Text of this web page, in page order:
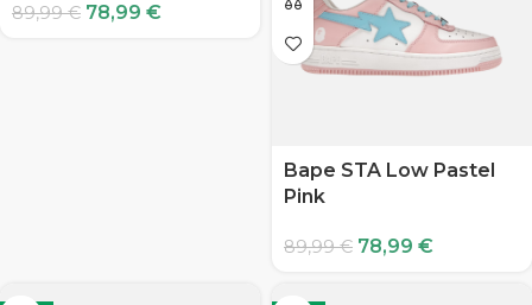
89,99€ 78,99 €
Bape STA Low Pastel
Pink
89,99€ 78,99 €